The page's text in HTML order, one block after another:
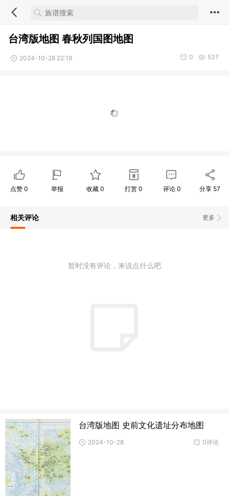
台湾版地图 春秋列国图地图
2024-10-28 22:19 537
0
点赞 0 举报 收藏0 打赏 0 评论 0 分享 57
更多
相关评论
暂时没有评论，来说点什么吧
台湾版地图 史前文化遗址分布地图
0评论
2024-10-28